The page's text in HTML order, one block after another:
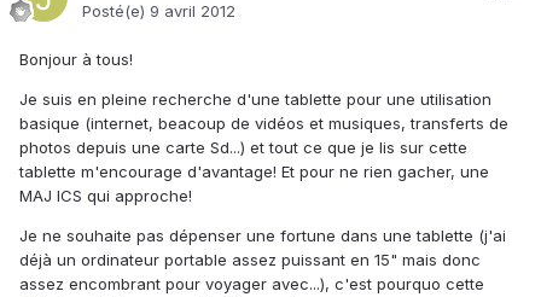
Posté(e) 9 avril 2012
Bonjour à tous!
Je suis en pleine recherche d'une tablette pour une utilisation
basique (internet, beacoup de vidéos et musiques, transferts de
photos depuis une carte Sd...) et tout ce que je lis sur cette
tablette m'encourage d'avantage! Et pour ne rien gacher, une
MAJ ICS qui approche!
Je ne souhaite pas dépenser une fortune dans une tablette (j'ai
déjà un ordinateur portable assez puissant en 15" mais donc
assez encombrant pour voyager avec...), c'est pourquo cette